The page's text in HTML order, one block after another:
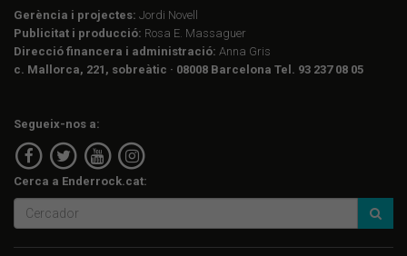
Gerència i projectes: Jordi Novell
Publicitat i producció: Rosa E. Massaguer
Direcció financera i administració: Anna Gris
c. Mallorca, 221, sobreàtic · 08008 Barcelona Tel. 93 237 08 05
Segueix-nos a:
Cerca a Enderrock.cat: